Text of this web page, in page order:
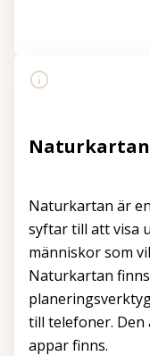
Naturkartan
Naturkartan är
syftar till att visa
människor som
Naturkartan
till telefoner. Den
appar finns.